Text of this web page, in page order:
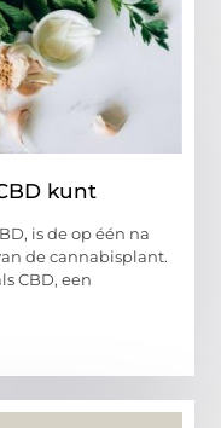
kunt
is de op één na
de cannabisplant.
CBD, een